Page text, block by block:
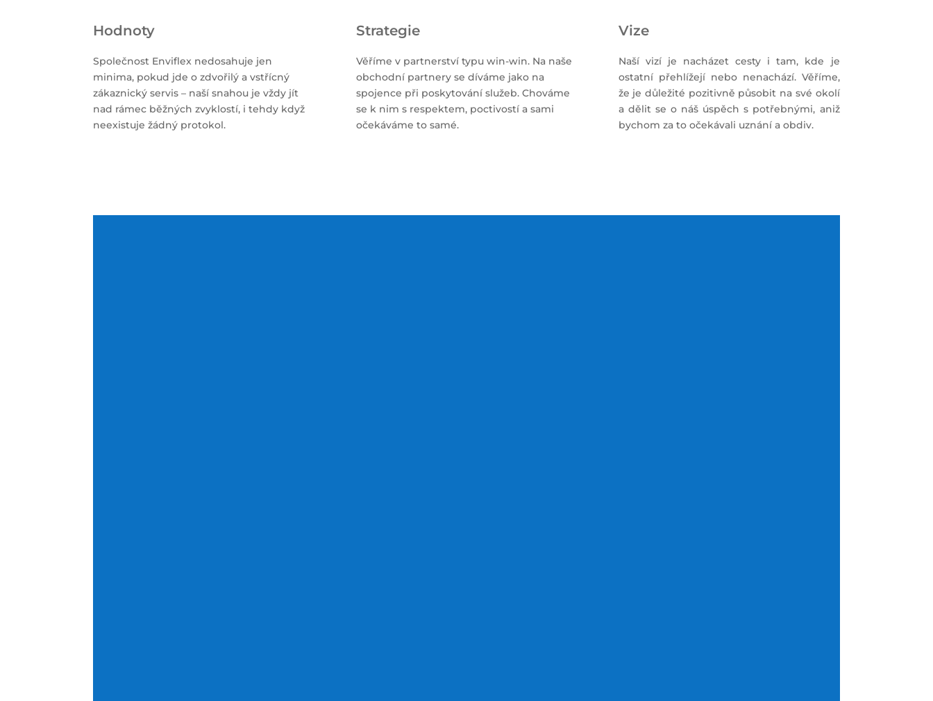
Hodnoty
Společnost Enviflex nedosahuje jen
minima, pokud jde o zdvořilý a vstřícný
zákaznický servis – naší snahou je vždy jít
nad rámec běžných zvyklostí, i tehdy když
neexistuje žádný protokol.
Strategie
Věříme v partnerství typu win-win. Na naše
obchodní partnery se díváme jako na
spojence při poskytování služeb. Chováme
se k nim s respektem, poctivostí a sami
očekáváme to samé.
Vize
Naší vizí je nacházet cesty i tam, kde je
ostatní přehlížejí nebo nenachází. Věříme,
že je důležité pozitivně působit na své okolí
a dělit se o náš úspěch s potřebnými, aniž
bychom za to očekávali uznání a obdiv.